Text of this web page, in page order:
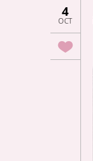
4
OCT